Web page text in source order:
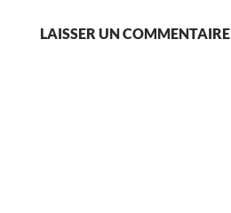
LAISSER UN COMMENTAIRE